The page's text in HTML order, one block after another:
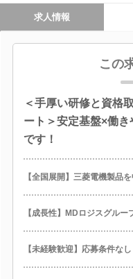
求人情報
この
＜手厚い研修と資格
ート＞安定基盤×働
です！
【全国展開】三菱電機製品
【成長性】MDロジスグルー
【未経験歓迎】応募条件な